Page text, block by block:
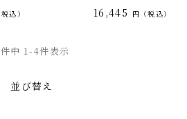
税込 16,445 税込
並び替え
件中 1-4件表示